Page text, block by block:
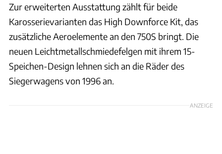
Zur erweiterten Ausstattung zählt für beide
Karosserievarianten das High Downforce Kit, das
zusätzliche Aeroelemente an den 750S bringt. Die
neuen Leichtmetallschmiedefelgen mit ihrem 15-
Speichen-Design lehnen sich an die Räder des
Siegerwagens von 1996 an.
ANZEIGE